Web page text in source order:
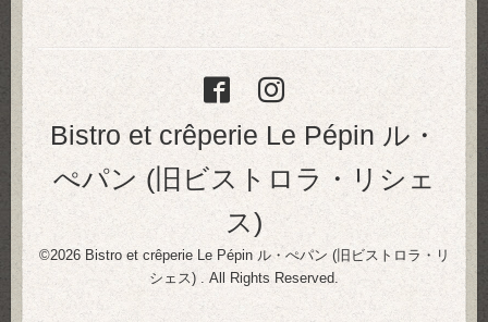
Bistro et crêperie Le Pépin ル・
ぺパン (旧ビストロラ・リシェ
ス)
©2026 Bistro et crêperie Le Pépin ル・ぺパン (旧ビストロラ・リ
シェス)
. All Rights Reserved.